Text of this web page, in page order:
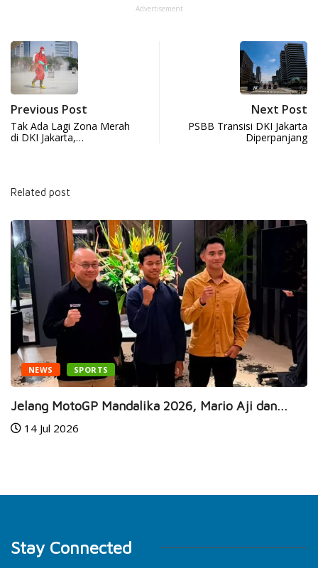
Advertisement
Previous Post
Tak Ada Lagi Zona Merah
di DKI Jakarta,…
Next Post
PSBB Transisi DKI Jakarta
Diperpanjang
Related post
NEWS SPORTS
Jelang MotoGP Mandalika 2026, Mario Aji dan...
14 Jul 2026
Stay Connected